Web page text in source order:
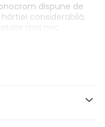
dispune de
considerabilă.
mai mic.
la ușă. De
dispozitivul mobil